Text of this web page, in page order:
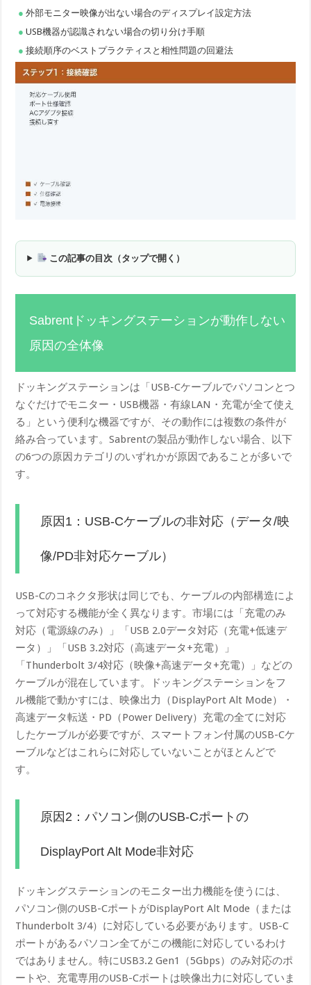
外部モニター映像が出ない場合のディスプレイ設定方法
USB機器が認識されない場合の切り分け手順
接続順序のベストプラクティスと相性問題の回避法
この記事の目次（タップで開く）
Sabrentドッキングステーションが動作しない
原因の全体像
ドッキングステーションは「USB-Cケーブルでパソコンとつ
なぐだけでモニター・USB機器・有線LAN・充電が全て使え
る」という便利な機器ですが、その動作には複数の条件が
絡み合っています。Sabrentの製品が動作しない場合、以下
の6つの原因カテゴリのいずれかが原因であることが多いで
す。
原因1：USB-Cケーブルの非対応（データ/映
像/PD非対応ケーブル）
USB-Cのコネクタ形状は同じでも、ケーブルの内部構造によ
って対応する機能が全く異なります。市場には「充電のみ
対応（電源線のみ）」「USB 2.0データ対応（充電+低速デ
ータ）」「USB 3.2対応（高速データ+充電）」
「Thunderbolt 3/4対応（映像+高速データ+充電）」などの
ケーブルが混在しています。ドッキングステーションをフ
ル機能で動かすには、映像出力（DisplayPort Alt Mode）・
高速データ転送・PD（Power Delivery）充電の全てに対応
したケーブルが必要ですが、スマートフォン付属のUSB-Cケ
ーブルなどはこれらに対応していないことがほとんどで
す。
原因2：パソコン側のUSB-Cポートの
DisplayPort Alt Mode非対応
ドッキングステーションのモニター出力機能を使うには、
パソコン側のUSB-CポートがDisplayPort Alt Mode（または
Thunderbolt 3/4）に対応している必要があります。USB-C
ポートがあるパソコン全てがこの機能に対応しているわけ
ではありません。特にUSB3.2 Gen1（5Gbps）のみ対応のポ
ートや、充電専用のUSB-Cポートは映像出力に対応していま